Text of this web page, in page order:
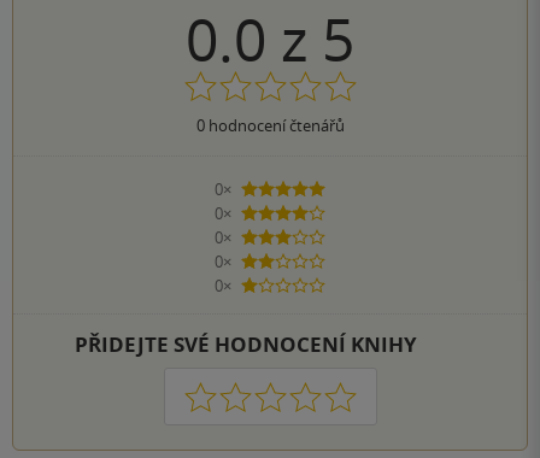
0.0 z 5
0hodnocení čtenářů
0×
5 hvězdiček
0×
4 hvězdičky
0×
3 hvězdičky
0×
2 hvězdičky
0×
1 hvezdička
PŘIDEJTE SVÉ HODNOCENÍ KNIHY
1 2 3 4 5